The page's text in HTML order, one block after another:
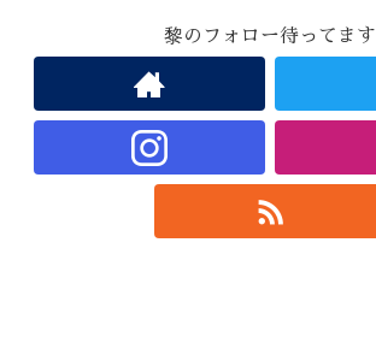
黎のフォロー待ってます